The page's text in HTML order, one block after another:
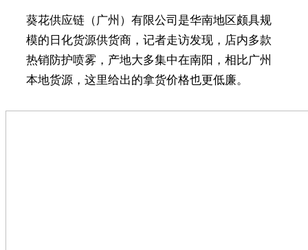
葵花供应链（广州）有限公司是华南地区颇具规
模的日化货源供货商，记者走访发现，店内多款
热销防护喷雾，产地大多集中在南阳，相比广州
本地货源，这里给出的拿货价格也更低廉。